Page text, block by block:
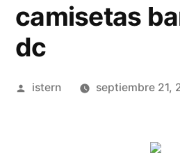
camisetas
dc
Publicado
istern septiembre 21,